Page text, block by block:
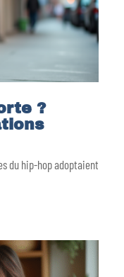
?
du hip-hop adoptaient